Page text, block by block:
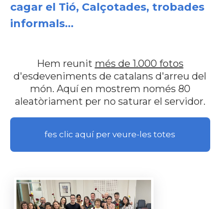
cagar el Tió, Calçotades, trobades
informals...
Hem reunit més de 1.000 fotos
d'esdeveniments de catalans d'arreu del
món. Aquí en mostrem només 80
aleatòriament per no saturar el servidor.
fes clic aquí per veure-les totes